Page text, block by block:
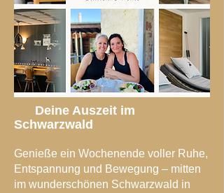
Deine Auszeit im
Schwarzwald
Genieße ein Wochenende voller Ruhe,
Entspannung und Bewegung – mitten
im wunderschönen Schwarzwald in